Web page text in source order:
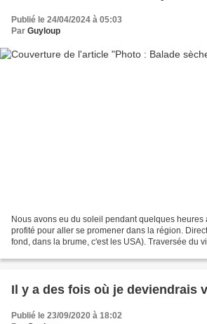
Publié le 24/04/2024 à 05:03
Par Guyloup
Nous avons eu du soleil pendant quelques heures
profité pour aller se promener dans la région.
fond, dans la brume, c'est les USA). Traversée du
Il y a des fois où je deviendrais
Publié le 23/09/2020 à 18:02